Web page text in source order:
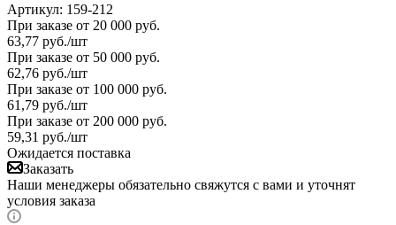
Артикул: 159-212
При заказе от 20 000 руб.
63,77 руб./шт
При заказе от 50 000 руб.
62,76 руб./шт
При заказе от 100 000 руб.
61,79 руб./шт
При заказе от 200 000 руб.
59,31 руб./шт
Ожидается поставка
Заказать
Наши менеджеры обязательно свяжутся с вами и уточнят
условия заказа